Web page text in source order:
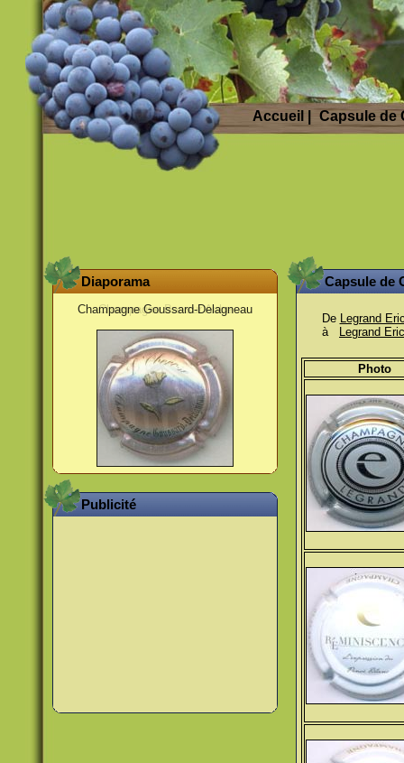
Accueil Capsule de
Diaporama
Champagne Goussard-Delagneau
Publicité
Capsule de
De Legrand
à
Legrand Eric
Photo